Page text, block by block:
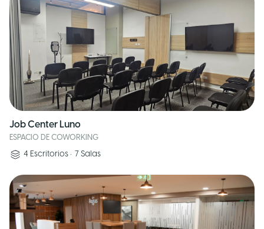
Job Center Luno
ESPACIO DE COWORKING
4 Escritorios • 7 Salas